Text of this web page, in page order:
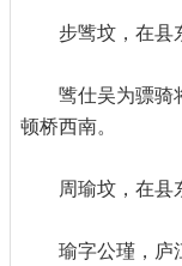
步骘坟，在县
骘仕吴为骠骑
顿桥西南。
周瑜坟，在县
瑜字公瑾，庐